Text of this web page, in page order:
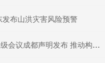
布山洪灾害风险预警
布 推动构建聚变能源领域国际合作新范式